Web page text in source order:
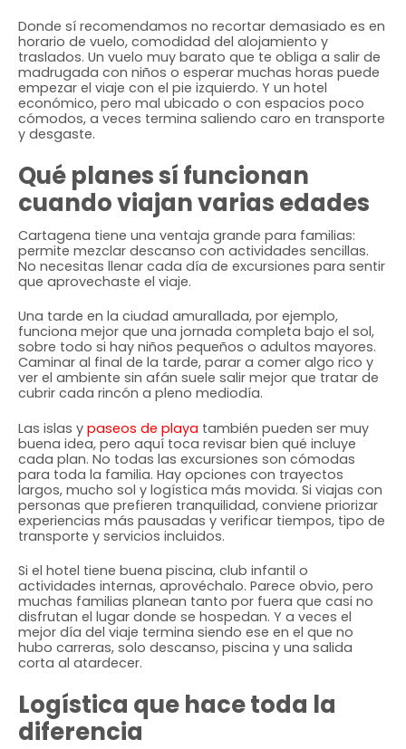
Donde sí recomendamos no recortar demasiado es en
horario de vuelo, comodidad del alojamiento y
traslados. Un vuelo muy barato que te obliga a salir de
madrugada con niños o esperar muchas horas puede
empezar el viaje con el pie izquierdo. Y un hotel
económico, pero mal ubicado o con espacios poco
cómodos, a veces termina saliendo caro en transporte
y desgaste.
Qué planes sí funcionan
cuando viajan varias edades
Cartagena tiene una ventaja grande para familias:
permite mezclar descanso con actividades sencillas.
No necesitas llenar cada día de excursiones para sentir
que aprovechaste el viaje.
Una tarde en la ciudad amurallada, por ejemplo,
funciona mejor que una jornada completa bajo el sol,
sobre todo si hay niños pequeños o adultos mayores.
Caminar al final de la tarde, parar a comer algo rico y
ver el ambiente sin afán suele salir mejor que tratar de
cubrir cada rincón a pleno mediodía.
Las islas y paseos de playa también pueden ser muy
buena idea, pero aquí toca revisar bien qué incluye
cada plan. No todas las excursiones son cómodas
para toda la familia. Hay opciones con trayectos
largos, mucho sol y logística más movida. Si viajas con
personas que prefieren tranquilidad, conviene priorizar
experiencias más pausadas y verificar tiempos, tipo de
transporte y servicios incluidos.
Si el hotel tiene buena piscina, club infantil o
actividades internas, aprovéchalo. Parece obvio, pero
muchas familias planean tanto por fuera que casi no
disfrutan el lugar donde se hospedan. Y a veces el
mejor día del viaje termina siendo ese en el que no
hubo carreras, solo descanso, piscina y una salida
corta al atardecer.
Logística que hace toda la
diferencia